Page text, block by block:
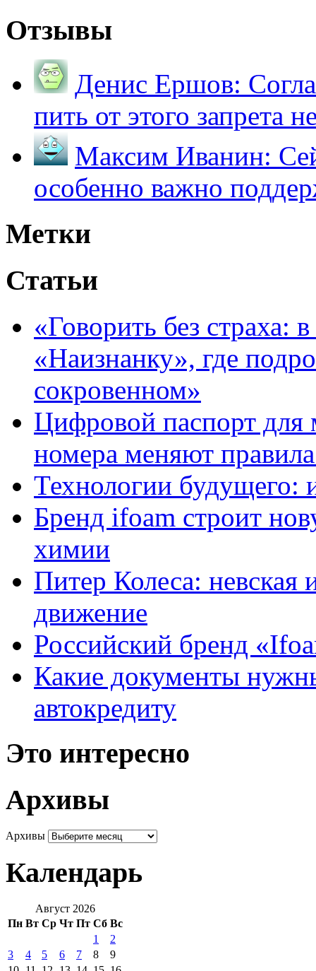
Отзывы
Денис Ершов:
пить от этого запрета
Максим Иванин:
особенно важно
Метки
Статьи
«Говорить без страха:
«Наизнанку», где
сокровенном»
Цифровой паспорт для
номера меняют
Технологии будущего:
Бренд ifoam строит
химии
Питер Колеса: невская
движение
Российский бренд
Какие документы
автокредиту
Это интересно
Архивы
Архивы
Календарь
Август 2026
Пн Вт Ср Чт Пт Сб Вс
1
2
3
4 5 6 7 8
9